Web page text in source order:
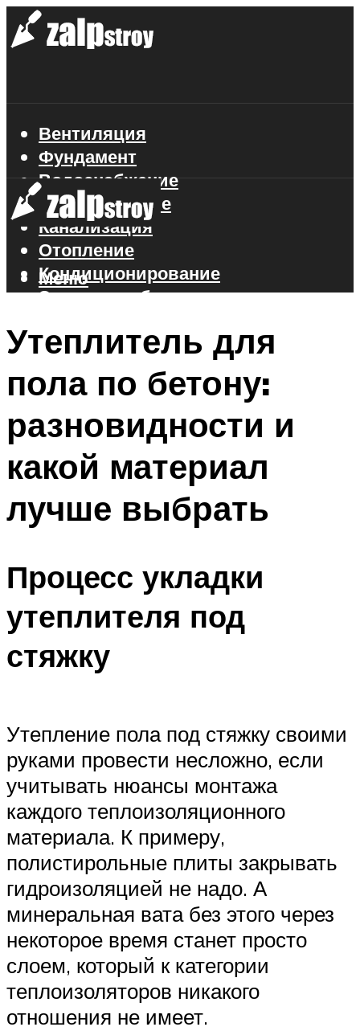
Вентиляция
Фундамент
Водоснабжение
Газоснабжение
Канализация
Отопление
Кондиционирование
Электроснабжение
Меню
Меню
Утеплитель для
пола по бетону:
разновидности и
какой материал
лучше выбрать
Процесс укладки
утеплителя под
стяжку
Утепление пола под стяжку своими
руками провести несложно, если
учитывать нюансы монтажа
каждого теплоизоляционного
материала. К примеру,
полистирольные плиты закрывать
гидроизоляцией не надо. А
минеральная вата без этого через
некоторое время станет просто
слоем, который к категории
теплоизоляторов никакого
отношения не имеет.